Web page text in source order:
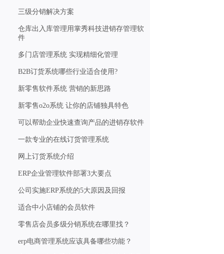
三级分销解决方案
仓库出入库管理用掌秀科技进销存管理软
件
多门店管理系统 实现精细化管理
B2B订货系统哪些行业适合使用?
新零售软件系统 营销的新思路
新零售o2o系统 让你的店铺独具特色
可以帮助企业快速查询产品的进销存软件
一款专业的在线订货管理系统
网上订货系统介绍
ERP企业管理软件部署3大要点
公司实施ERP系统的5大原因及回报
适合中小店铺的会员软件
零售店会员多级分销系统在哪里找？
erp电商管理系统应该具备哪些功能？